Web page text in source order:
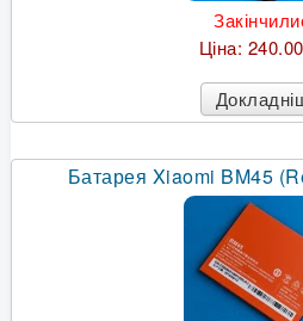
Ціна:
Батарея Xiaomi BM45